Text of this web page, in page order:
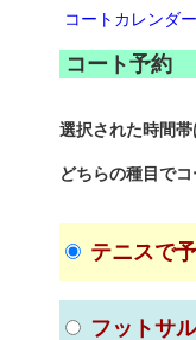
コートカレンダ
コート予約
選択された時間帯
どちらの種目で
テニスで
フットサ